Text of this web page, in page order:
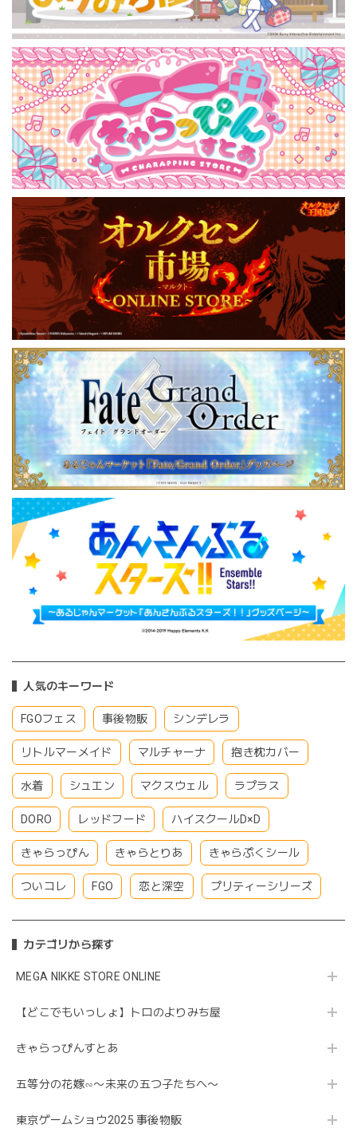
人気のキーワード
FGOフェス 事後物販 シンデレラ
リトルマーメイド マルチャーナ 抱き枕カバー
水着 シュエン マクスウェル ラプラス
DORO レッドフード ハイスクールD×D
きゃらっぴん きゃらとりあ きゃらぷくシール
ついコレ FGO 恋と深空 プリティーシリーズ
カテゴリから探す
MEGA NIKKE STORE ONLINE
【どこでもいっしょ】トロのよりみち屋
きゃらっぴんすとあ
五等分の花嫁∽〜未来の五つ子たちへ〜
東京ゲームショウ2025 事後物販